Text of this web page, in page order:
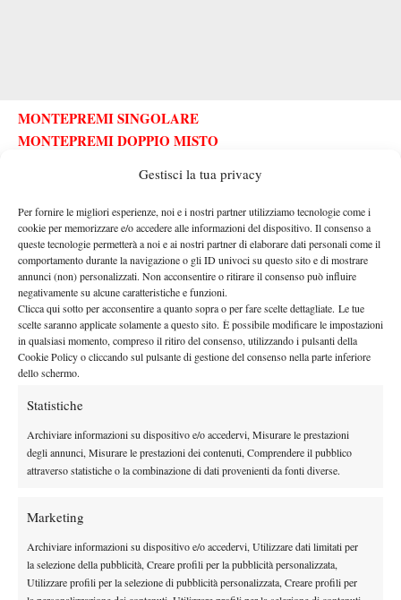
Gestisci la tua privacy
Per fornire le migliori esperienze, noi e i nostri partner utilizziamo tecnologie come i
cookie per memorizzare e/o accedere alle informazioni del dispositivo. Il consenso a
queste tecnologie permetterà a noi e ai nostri partner di elaborare dati personali come il
comportamento durante la navigazione o gli ID univoci su questo sito e di mostrare
annunci (non) personalizzati. Non acconsentire o ritirare il consenso può influire
negativamente su alcune caratteristiche e funzioni.
Clicca qui sotto per acconsentire a quanto sopra o per fare scelte dettagliate. Le tue
scelte saranno applicate solamente a questo sito. È possibile modificare le impostazioni
in qualsiasi momento, compreso il ritiro del consenso, utilizzando i pulsanti della
Cookie Policy o cliccando sul pulsante di gestione del consenso nella parte inferiore
dello schermo.
Statistiche
Archiviare informazioni su dispositivo e/o accedervi, Misurare le prestazioni
degli annunci, Misurare le prestazioni dei contenuti, Comprendere il pubblico
attraverso statistiche o la combinazione di dati provenienti da fonti diverse.
Marketing
Archiviare informazioni su dispositivo e/o accedervi, Utilizzare dati limitati per
la selezione della pubblicità, Creare profili per la pubblicità personalizzata,
Utilizzare profili per la selezione di pubblicità personalizzata, Creare profili per
MONTEPREMI SINGOLARE
MONTEPREMI DOPPIO MISTO
QUI IL CALENDARIO WTA
QUI IL CALENDARIO ATP
QUI IL CALENDARIO ATP CHALLENGER
MONTEPREMI DOPPIO ROLAND GARROS 2026
(PER COPPIA)
PRIMO TURNO– €19,000
SECONDO TURNO– €29,000
OTTAVI DI FINALE– €45,000
QUARTI DI FINALE
SEMIFINALE
VITTORIA – €600,000
DI TENDENZA